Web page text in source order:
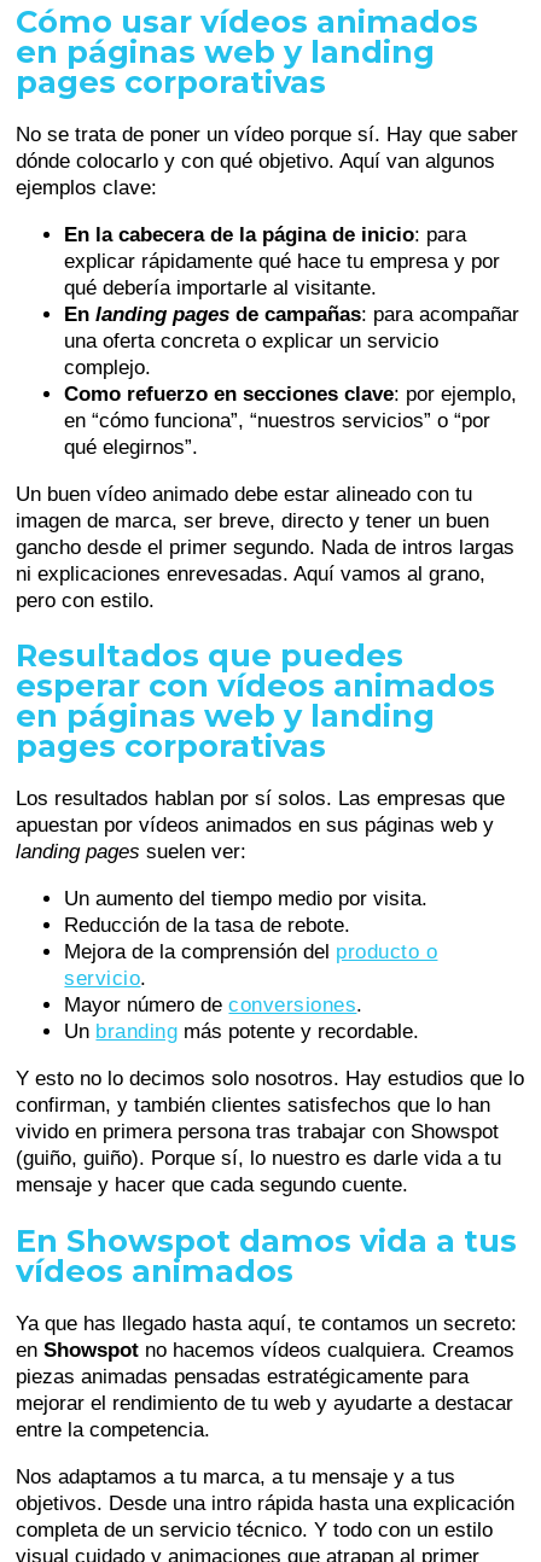
Cómo usar vídeos animados
en páginas web y landing
pages corporativas
No se trata de poner un vídeo porque sí. Hay que saber
dónde colocarlo y con qué objetivo. Aquí van algunos
ejemplos clave:
En la cabecera de la página de inicio: para
explicar rápidamente qué hace tu empresa y por
qué debería importarle al visitante.
Enlanding pages de campañas: para acompañar
una oferta concreta o explicar un servicio
complejo.
Como refuerzo en secciones clave: por ejemplo,
en “cómo funciona”, “nuestros servicios” o “por
qué elegirnos”.
Un buen vídeo animado debe estar alineado con tu
imagen de marca, ser breve, directo y tener un buen
gancho desde el primer segundo. Nada de intros largas
ni explicaciones enrevesadas. Aquí vamos al grano,
pero con estilo.
Resultados que puedes
esperar con vídeos animados
en páginas web y landing
pages corporativas
Los resultados hablan por sí solos. Las empresas que
apuestan por vídeos animados en sus páginas web y
landing pages suelen ver:
Un aumento del tiempo medio por visita.
Reducción de la tasa de rebote.
Mejora de la comprensión del producto o
servicio.
Mayor número deconversiones.
Un branding más potente y recordable.
Y esto no lo decimos solo nosotros. Hay estudios que lo
confirman, y también clientes satisfechos que lo han
vivido en primera persona tras trabajar con Showspot
(guiño, guiño). Porque sí, lo nuestro es darle vida a tu
mensaje y hacer que cada segundo cuente.
En Showspot damos vida a tus
vídeos animados
Ya que has llegado hasta aquí, te contamos un secreto:
enShowspot no hacemos vídeos cualquiera. Creamos
piezas animadas pensadas estratégicamente para
mejorar el rendimiento de tu web y ayudarte a destacar
entre la competencia.
Nos adaptamos a tu marca, a tu mensaje y a tus
objetivos. Desde una intro rápida hasta una explicación
completa de un servicio técnico. Y todo con un estilo
visual cuidado y animaciones que atrapan al primer